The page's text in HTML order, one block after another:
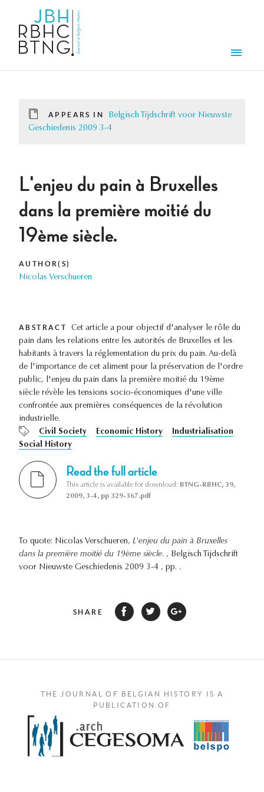
APPEARS IN
Belgisch Tijdschrift voor Nieuwste
Geschiedenis 2009 3-4
L'enjeu du pain à Bruxelles
dans la première moitié du
19ème siècle.
AUTHOR(S)
Nicolas Verschueren
ABSTRACT
Cet article a pour objectif d'analyser le rôle du
pain dans les relations entre les autorités de Bruxelles et les
habitants à travers la réglementation du prix du pain. Au-delà
de l'importance de cet aliment pour la préservation de l'ordre
public, l'enjeu du pain dans la première moitié du 19ème
siècle révèle les tensions socio-économiques d'une ville
confrontée aux premières conséquences de la révolution
industrielle.
Civil Society
Economic History
Industrialisation
Social History
Read the full article
This article is available for download: BTNG-RBHC, 39,
2009, 3-4, pp 329-367.pdf
To quote: Nicolas Verschueren, L'enjeu du pain à Bruxelles
dans la première moitié du 19ème siècle. , Belgisch Tijdschrift
voor Nieuwste Geschiedenis 2009 3-4 , pp. .
SHARE
THE JOURNAL OF BELGIAN HISTORY IS A
PUBLICATION OF